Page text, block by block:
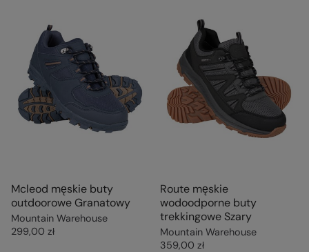
Mcleod męskie buty
outdoorowe Granatowy
Mountain Warehouse
299,00 zł
Route męskie
wodoodporne buty
trekkingowe Szary
Mountain Warehouse
359,00 zł